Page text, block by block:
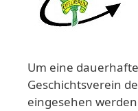
Um eine
Geschichtsverein
eingesehen